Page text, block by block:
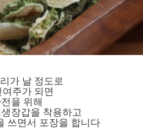
가 날 정도로
주가 되면
을 위해
장갑을 착용하고
쓰면서 포장을 합니다